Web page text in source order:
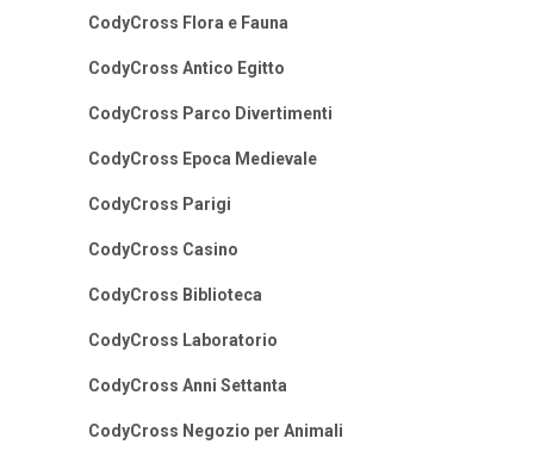
CodyCross Flora e Fauna
CodyCross Antico Egitto
CodyCross Parco Divertimenti
CodyCross Epoca Medievale
CodyCross Parigi
CodyCross Casino
CodyCross Biblioteca
CodyCross Laboratorio
CodyCross Anni Settanta
CodyCross Negozio per Animali